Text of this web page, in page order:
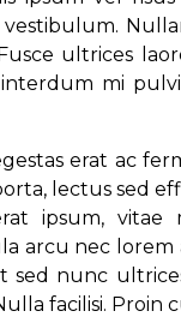
ultrices
mi
erat ac
lectus sed
ipsum, vitae
arcu nec
sed nunc
facilisi. Proin